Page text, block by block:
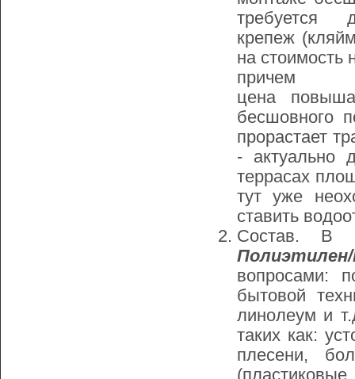
требуется
крепеж
на стоимость
цена
бесшовного
прорастает
- актуально
террасах
тут уже
ставить
Состав. В
вопросами:
бытовой
линолеум и
таких как:
плесени,